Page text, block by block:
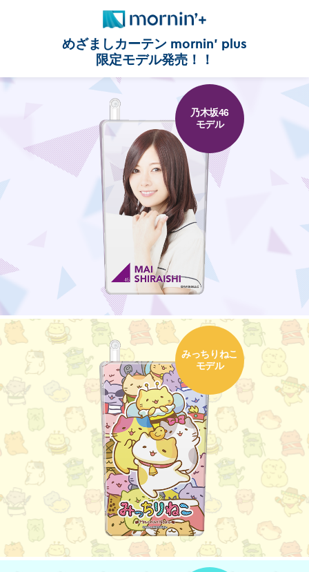
めざましカーテン mornin' plus
限定モデル発売！！
乃木坂46
モデル
みっちりねこ
モデル